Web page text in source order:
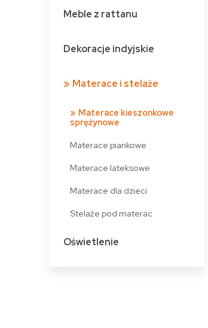
Meble z rattanu
Dekoracje indyjskie
Materace i stelaże
Materace kieszonkowe
sprężynowe
Materace piankowe
Materace lateksowe
Materace dla dzieci
Stelaże pod materac
Oświetlenie